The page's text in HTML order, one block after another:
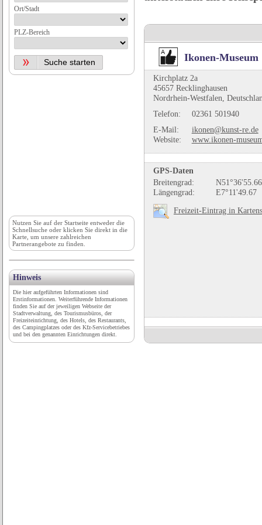
Ikonen-Museum
Kirchplatz 2a
45657 Recklinghausen
Nordrhein-Westfalen,
Telefon:
02361 501940
E-Mail:
ikonen@kunst-re.de
Website:
www.ikonen-
GPS-Daten
Breitengrad:
N51°36'55.66
Längengrad:
E7°11'49.67
Freizeit-Eintrag in
Ort/Stadt
PLZ-Bereich
Nutzen Sie auf der Startseite entweder die
Schnellsuche oder klicken Sie direkt in die
Karte, um unsere zahlreichen
Partnerangebote zu finden.
Hinweis
Die hier aufgeführten Informationen sind
Erstinformationen. Weiterführende Informationen
finden Sie auf der jeweiligen Webseite der
Stadtverwaltung, des Tourismusbüros, der
Freizeiteinrichtung, des Hotels, des Restaurants,
des Campingplatzes oder des Kfz-Servicebetriebes
und bei den genannten Einrichtungen direkt.